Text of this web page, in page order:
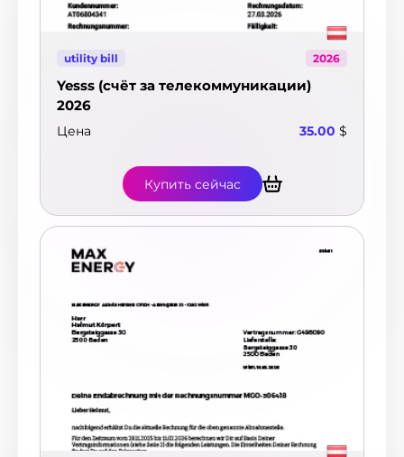
utility bill 2026
Yesss (счёт за телекоммуникации)
2026
Цена 35.00 $
Купить сейчас